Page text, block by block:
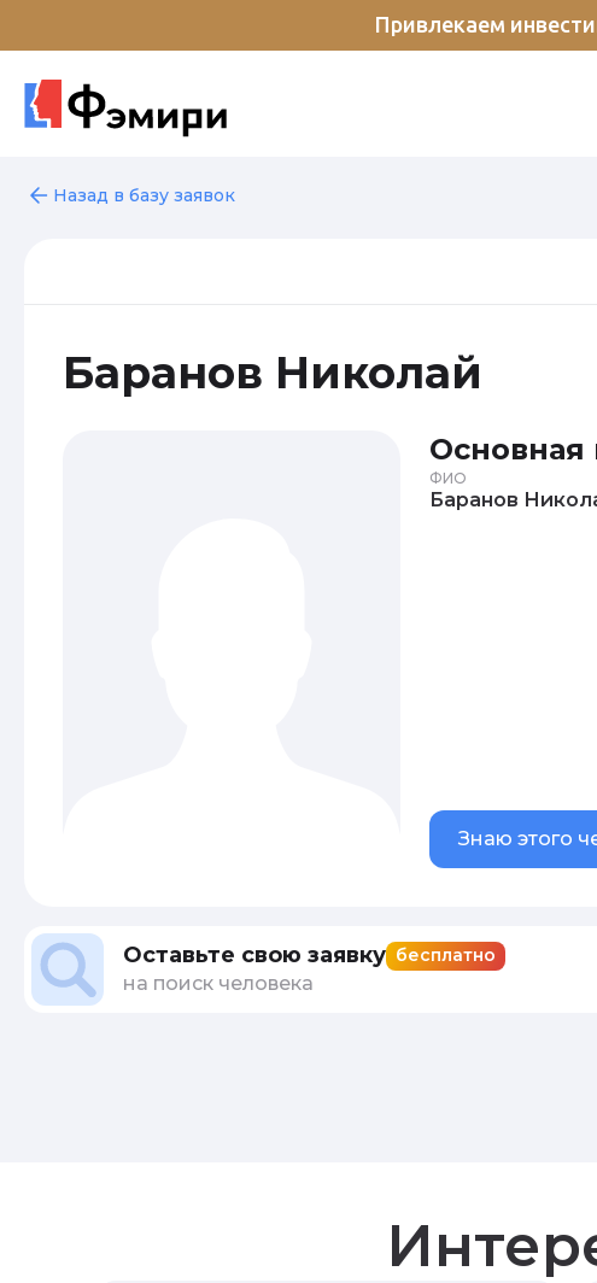
Привлекаем
Назад в базу заявок
Баранов Николай
ФИО
Баранов
Знаю этого
Оставьте свою заявку бесплатно
на поиск человека